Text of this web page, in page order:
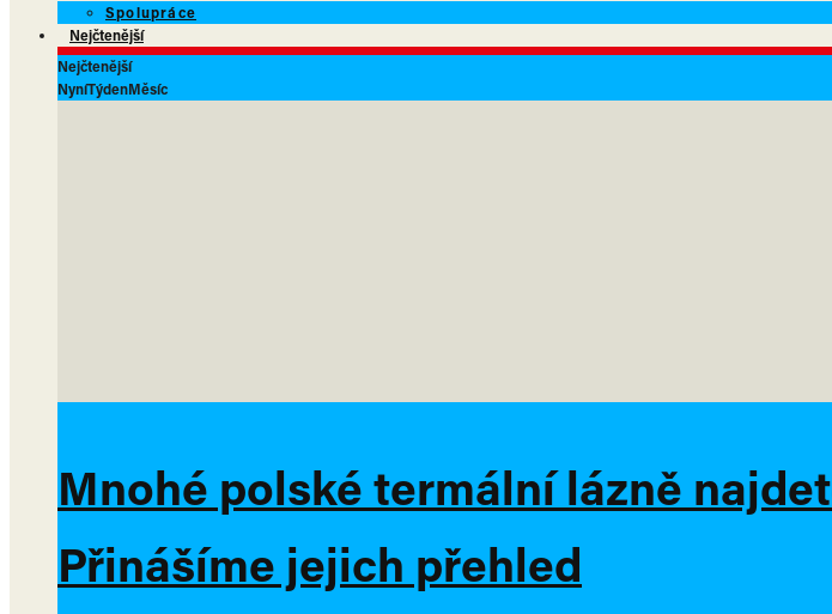
Spolupráce
Nejčtenější
Nejčtenější
NyníTýdenMěsíc
Mnohé polské termální lázně
Přinášíme jejich přehled